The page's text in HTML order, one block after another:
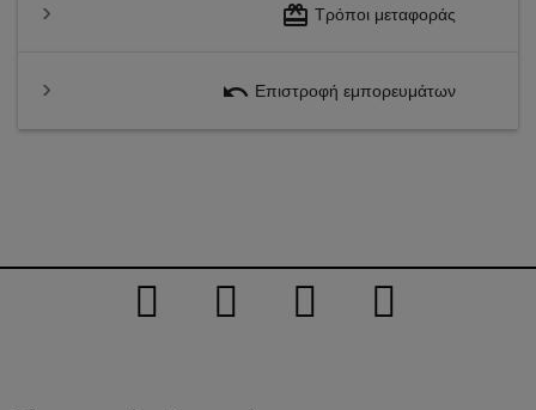
redeem Τρόποι μεταφοράς
undo Επιστροφή εμπορευμάτων